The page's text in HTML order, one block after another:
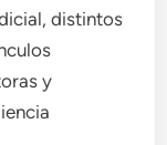
distintos
y